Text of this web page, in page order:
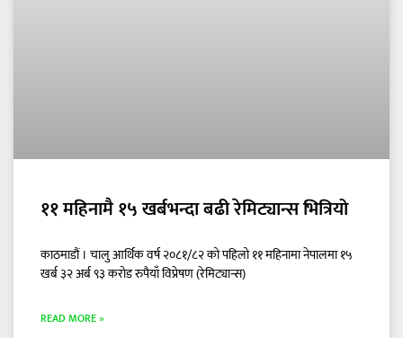
११ महिनामै १५ खर्बभन्दा बढी रेमिट्यान्स भित्रियो
काठमाडौं । चालु आर्थिक वर्ष २०८१/८२ को पहिलो ११ महिनामा नेपालमा १५
खर्ब ३२ अर्ब ९३ करोड रुपैयाँ विप्रेषण (रेमिट्यान्स)
READ MORE »